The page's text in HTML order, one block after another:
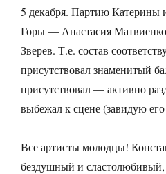
5 декабря. Партию Катерины
Горы — Анастасия
Зверев. Т.е. состав
присутствовал знаменитый
присутствовал — активно
выбежал к сцене (завидую
Все артисты молодцы!
бездушный и